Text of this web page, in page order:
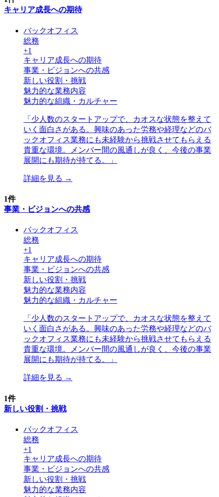
キャリア成長への期待
バックオフィス
総務
+1
キャリア成長への期待
事業・ビジョンへの共感
新しい役割・挑戦
魅力的な業務内容
魅力的な組織・カルチャー
「 少人数のスタートアップで、カオスな状態を整えて
いく面白さがある。興味のあった労務や経理などのバ
ックオフィス業務にも未経験から挑戦させてもらえる
貴重な環境。メンバー間の風通しが良く、今後の事業
展開にも期待が持てる。
」
詳細を見る →
1件
事業・ビジョンへの共感
バックオフィス
総務
+1
キャリア成長への期待
事業・ビジョンへの共感
新しい役割・挑戦
魅力的な業務内容
魅力的な組織・カルチャー
「 少人数のスタートアップで、カオスな状態を整えて
いく面白さがある。興味のあった労務や経理などのバ
ックオフィス業務にも未経験から挑戦させてもらえる
貴重な環境。メンバー間の風通しが良く、今後の事業
展開にも期待が持てる。
」
詳細を見る →
1件
新しい役割・挑戦
バックオフィス
総務
+1
キャリア成長への期待
事業・ビジョンへの共感
新しい役割・挑戦
魅力的な業務内容